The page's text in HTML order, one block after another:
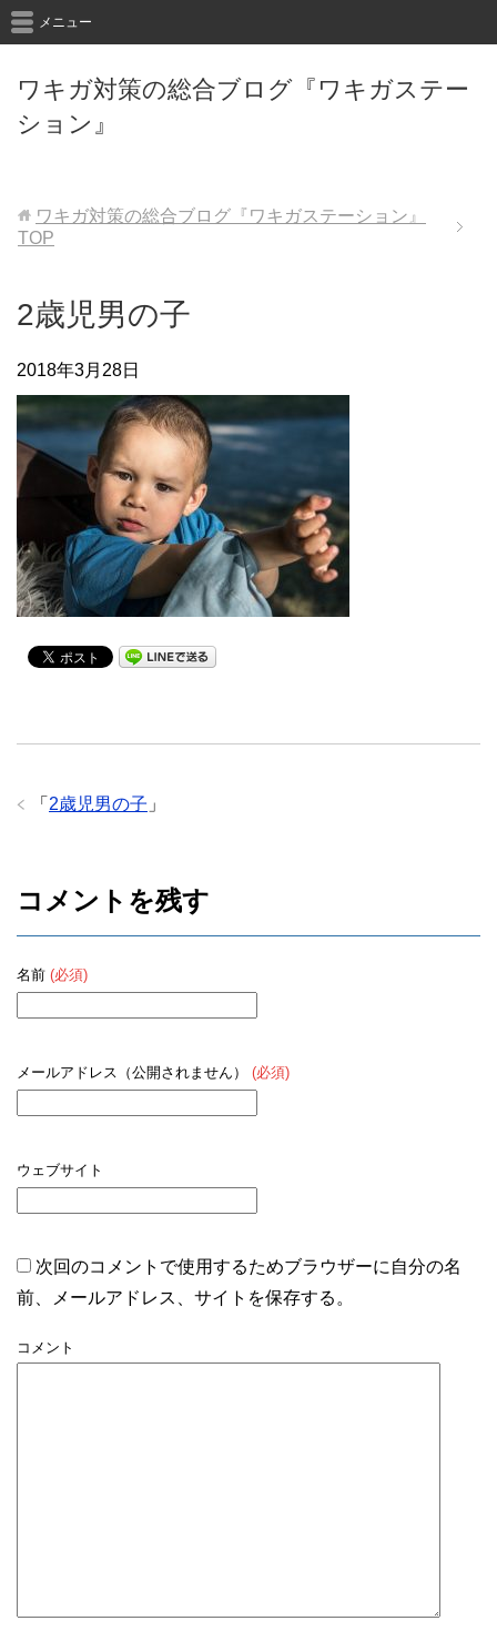
ワキガ対策の総合ブログ『ワキガステー
ション』
メニュー
ワキガ対策の総合ブログ『ワキガステーション』
TOP
2歳児男の子
2018年3月28日
「 2歳児男の子 」
コメントを残す
名前 (必須)
メールアドレス（公開されません） (必須)
ウェブサイト
次回のコメントで使用するためブラウザーに自分の名
前、メールアドレス、サイトを保存する。
コメント